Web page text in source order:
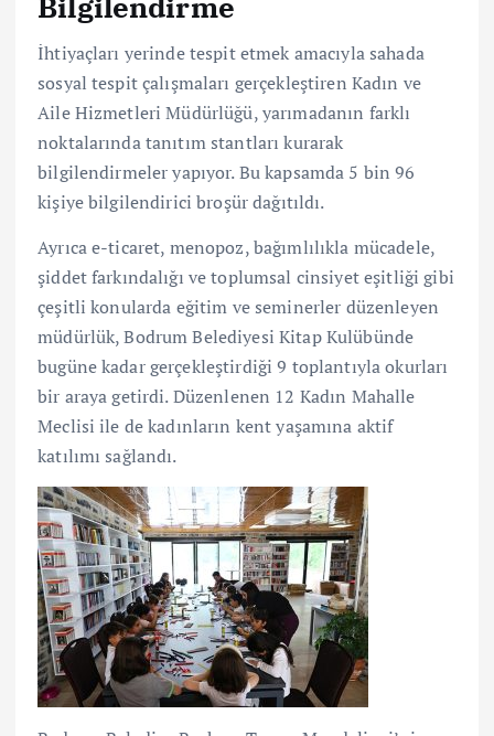
İhtiyaçları yerinde tespit etmek amacıyla sahada
sosyal tespit çalışmaları gerçekleştiren Kadın ve
Aile Hizmetleri Müdürlüğü, yarımadanın farklı
noktalarında tanıtım stantları kurarak
bilgilendirmeler yapıyor. Bu kapsamda 5 bin 96
kişiye bilgilendirici broşür dağıtıldı.
Ayrıca e-ticaret, menopoz, bağımlılıkla mücadele,
şiddet farkındalığı ve toplumsal cinsiyet eşitliği gibi
çeşitli konularda eğitim ve seminerler düzenleyen
müdürlük, Bodrum Belediyesi Kitap Kulübünde
bugüne kadar gerçekleştirdiği 9 toplantıyla okurları
bir araya getirdi. Düzenlenen 12 Kadın Mahalle
Meclisi ile de kadınların kent yaşamına aktif
katılımı sağlandı.